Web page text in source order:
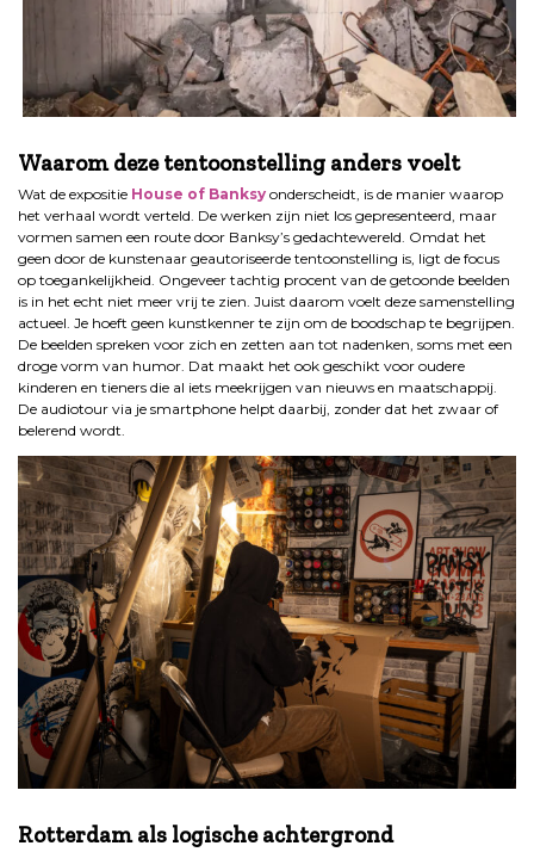
Waarom deze tentoonstelling anders voelt
Wat de expositie House of Banksy onderscheidt, is de manier waarop
het verhaal wordt verteld. De werken zijn niet los gepresenteerd, maar
vormen samen een route door Banksy’s gedachtewereld. Omdat het
geen door de kunstenaar geautoriseerde tentoonstelling is, ligt de focus
op toegankelijkheid. Ongeveer tachtig procent van de getoonde beelden
is in het echt niet meer vrij te zien. Juist daarom voelt deze samenstelling
actueel. Je hoeft geen kunstkenner te zijn om de boodschap te begrijpen.
De beelden spreken voor zich en zetten aan tot nadenken, soms met een
droge vorm van humor. Dat maakt het ook geschikt voor oudere
kinderen en tieners die al iets meekrijgen van nieuws en maatschappij.
De audiotour via je smartphone helpt daarbij, zonder dat het zwaar of
belerend wordt.
Rotterdam als logische achtergrond